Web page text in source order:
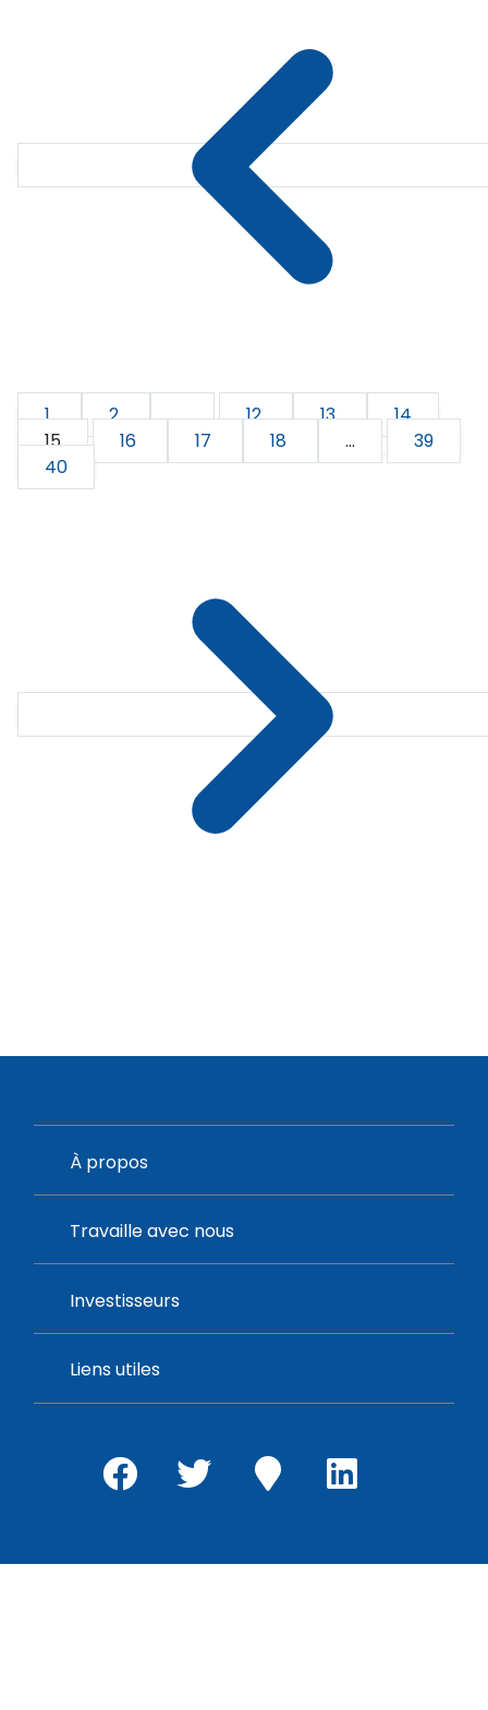
1 2 ... 12 13
14
15
16 17 18 ...
39
40
À propos
Travaille avec nous
Investisseurs
Liens utiles